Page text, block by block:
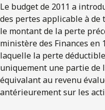
Le budget de 2011 a
des pertes applicable à
le montant de la perte
ministère des Finances en
laquelle la perte
uniquement une partie de
équivalant au revenu
antérieurement sur les